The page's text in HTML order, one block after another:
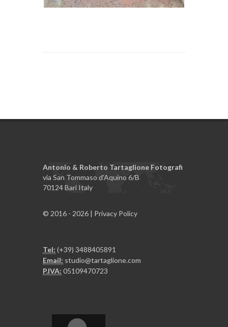
Antonio & Roberto Tartaglione Fotografi
via San Tommaso d'Aquino 6/B
70124 Bari Italy
© 2016 - 2026 | Privacy Policy
Tel: (+39) 3488405891
Email: studio@tartaglione.com
P.IVA: 05109470723